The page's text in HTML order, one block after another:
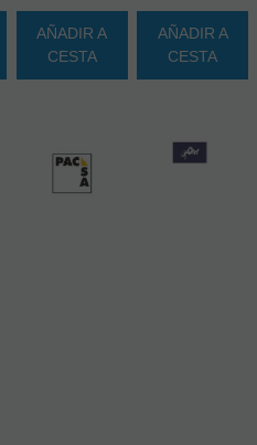
AÑADIR A
CESTA
AÑADIR A
CESTA